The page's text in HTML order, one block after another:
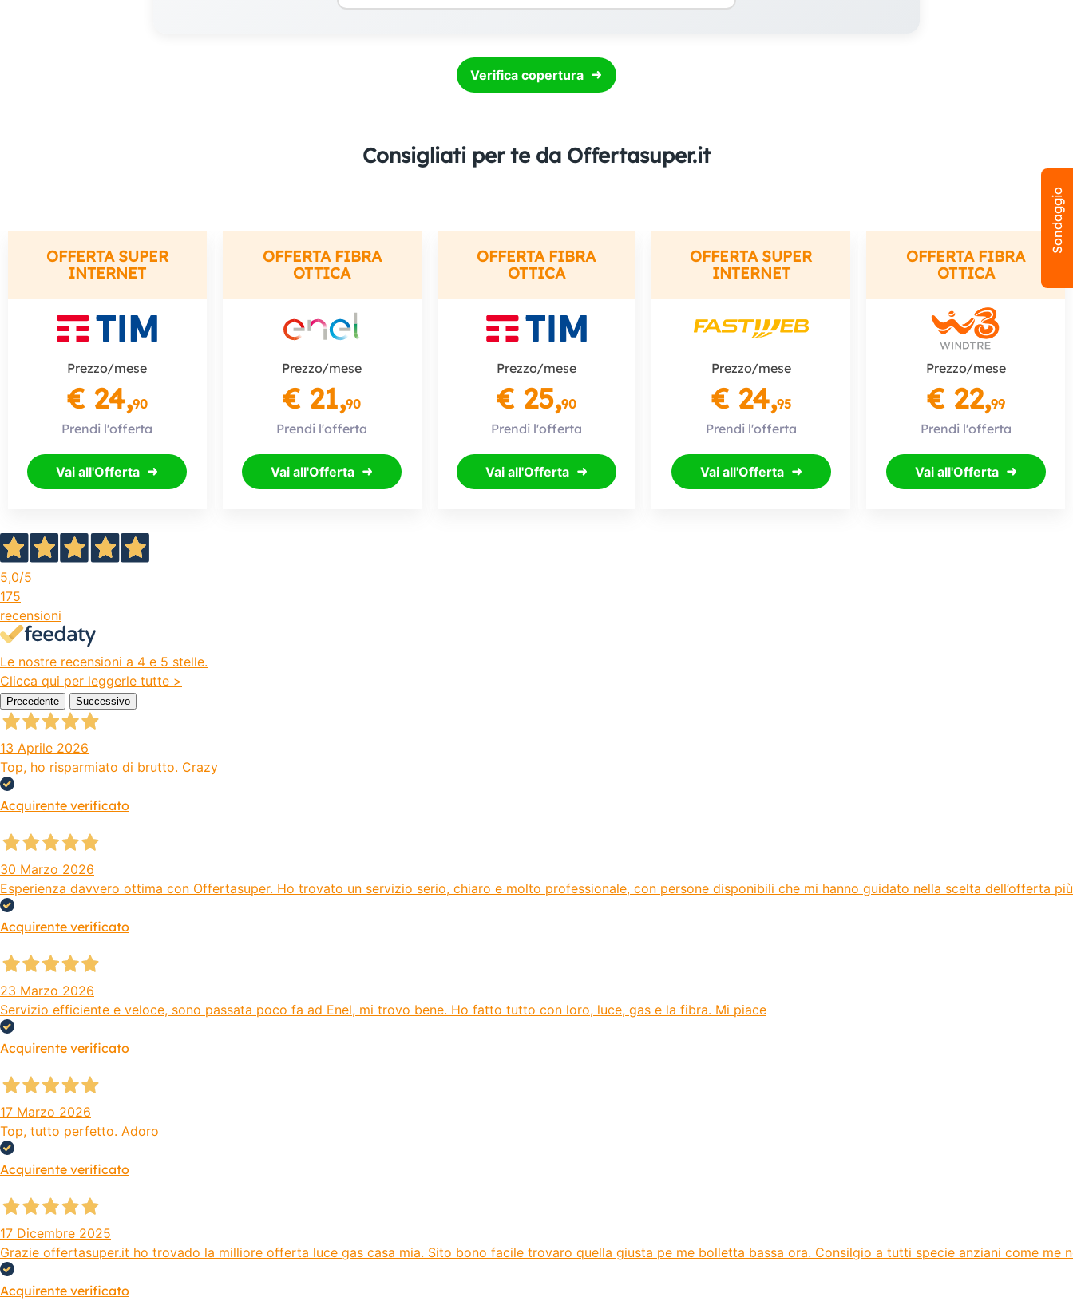
Verifica copertura
Consigliati per te da Offertasuper.it
OFFERTA SUPER
INTERNET
Prezzo/mese
€ 24,90
Prendi l'offerta
Vai all'Offerta
OFFERTA FIBRA
OTTICA
Prezzo/mese
€ 21,90
Prendi l'offerta
Vai all'Offerta
OFFERTA FIBRA
OTTICA
Prezzo/mese
€ 25,90
Prendi l'offerta
Vai all'Offerta
OFFERTA SUPER
INTERNET
Prezzo/mese
€ 24,95
Prendi l'offerta
Vai all'Offerta
OFFERTA FIBRA
OTTICA
Prezzo/mese
€ 22,99
Prendi l'offerta
Vai all'Offerta
Sondaggio
5,0/5
175
recensioni
Le nostre recensioni a 4 e 5 stelle.
Clicca qui per leggerle tutte >
Precedente Successivo
13 Aprile 2026
Top, ho risparmiato di brutto. Crazy
Acquirente verificato
30 Marzo 2026
Esperienza davvero ottima con Offertasuper. Ho trovato un servizio serio, chiaro e molto professionale, con persone disponibili che mi hanno guidato nella scelta
Acquirente verificato
23 Marzo 2026
Servizio efficiente e veloce, sono passata poco fa ad Enel, mi trovo bene. Ho fatto tutto con loro, luce, gas e la fibra. Mi piace
Acquirente verificato
17 Marzo 2026
Top, tutto perfetto. Adoro
Acquirente verificato
17 Dicembre 2025
Grazie offertasuper.it ho trovado la milliore offerta luce gas casa mia. Sito bono facile trovaro quella giusta pe me bolletta bassa ora. Consilgio a tutti specie anziani come me
Acquirente verificato